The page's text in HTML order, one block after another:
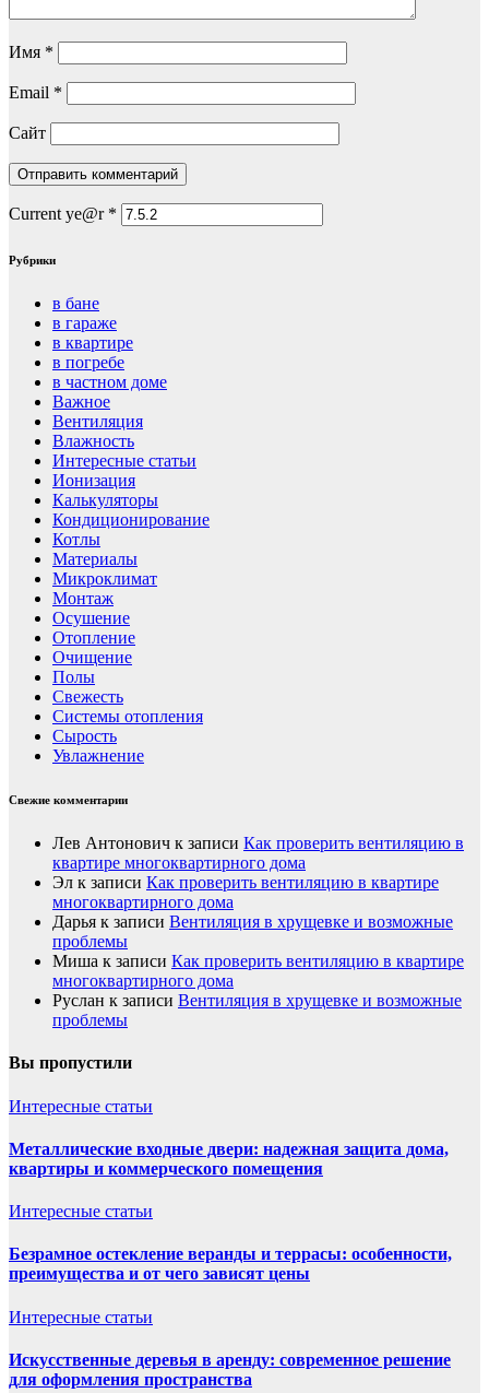
Имя *
Email *
Сайт
Current ye@r *
Рубрики
в бане
в гараже
в квартире
в погребе
в частном доме
Важное
Вентиляция
Влажность
Интересные статьи
Ионизация
Калькуляторы
Кондиционирование
Котлы
Материалы
Микроклимат
Монтаж
Осушение
Отопление
Очищение
Полы
Свежесть
Системы отопления
Сырость
Увлажнение
Свежие комментарии
Лев Антонович к записи Как проверить вентиляцию в
квартире многоквартирного дома
Эл к записи Как проверить вентиляцию в квартире
многоквартирного дома
Дарья к записи Вентиляция в хрущевке и возможные
проблемы
Миша к записи Как проверить вентиляцию в квартире
многоквартирного дома
Руслан к записи Вентиляция в хрущевке и возможные
проблемы
Вы пропустили
Интересные статьи
Металлические входные двери: надежная защита дома,
квартиры и коммерческого помещения
Интересные статьи
Безрамное остекление веранды и террасы: особенности,
преимущества и от чего зависят цены
Интересные статьи
Искусственные деревья в аренду: современное решение
для оформления пространства